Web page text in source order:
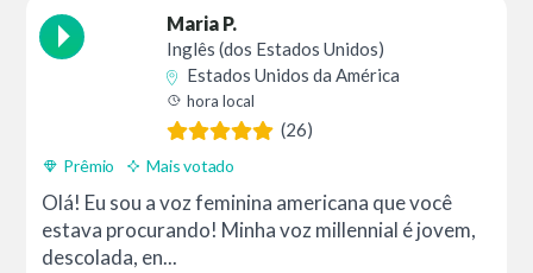
Maria P.
Inglês (dos Estados Unidos)
Estados Unidos da América
hora local
(26)
Prêmio Mais votado
Olá! Eu sou a voz feminina americana que você
estava procurando! Minha voz millennial é jovem,
descolada, en...